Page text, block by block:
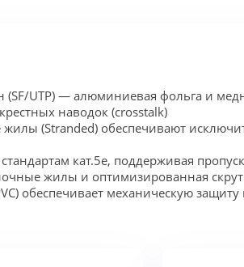
UTP) — алюминиевая фольга и
наводок (crosstalk)
(Stranded) обеспечивают
кат.5e, поддерживая
жилы и оптимизированная
обеспечивает механическую